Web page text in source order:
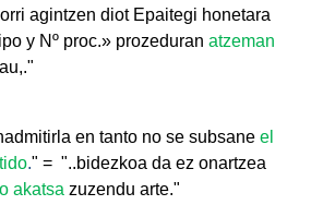
agintzen diot Epaitegi honetara
y Nº proc.» prozeduran atzeman
"
en tanto no se subsane el
." = "..bidezkoa da ez onartzea
akatsa zuzendu arte."